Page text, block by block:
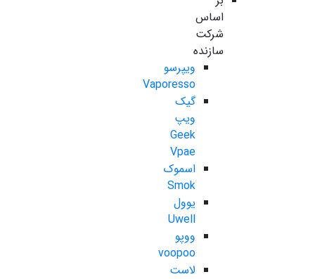
اساس
شرکت
سازنده
ویپرسو
Vaporesso
گیک
ویپ
Geek
Vpae
اسموک
Smok
یوول
Uwell
ووپو
voopoo
لاست